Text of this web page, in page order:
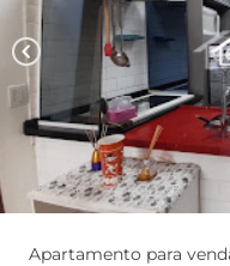
chevron_left
Apartamento para